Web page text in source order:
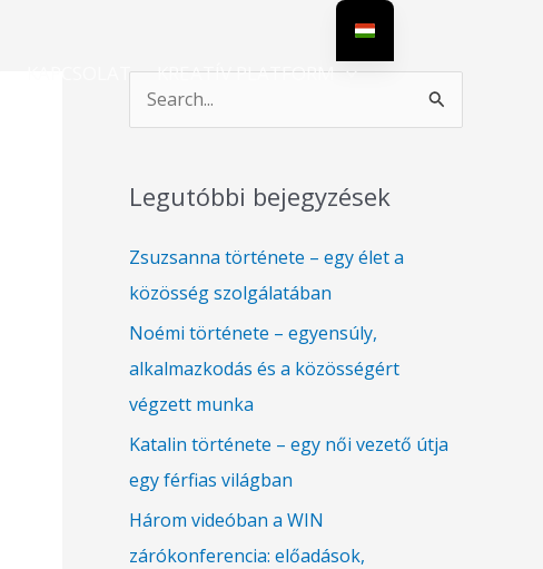
KAPCSOLAT KREATÍV PLATFORM
r
c
h
Legutóbbi bejegyzések
Zsuzsanna története – egy élet a
közösség szolgálatában
Noémi története – egyensúly,
alkalmazkodás és a közösségért
végzett munka
Katalin története – egy női vezető útja
egy férfias világban
Három videóban a WIN
zárókonferencia: előadások,